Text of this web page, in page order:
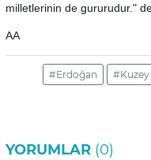
milletlerinin de gururudur."
AA
#Erdoğan
YORUMLAR (0)